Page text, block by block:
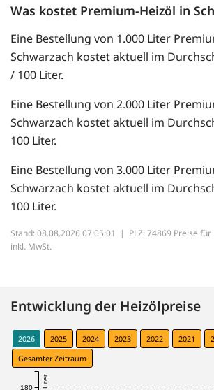
Was kostet Premium-Heizöl in
Eine Bestellung von 1.000 Liter
Schwarzach kostet aktuell im
/ 100 Liter.
Eine Bestellung von 2.000 Liter
Schwarzach kostet aktuell im
100 Liter.
Eine Bestellung von 3.000 Liter
Schwarzach kostet aktuell im
100 Liter.
Stand: 08.08.2026 07:05:01 | PLZ: 74869 Preise
inkl. MwSt.
Entwicklung der Heizölpreise
2026 2025 2024 2023 2022 2021
Gesamter Zeitraum
180